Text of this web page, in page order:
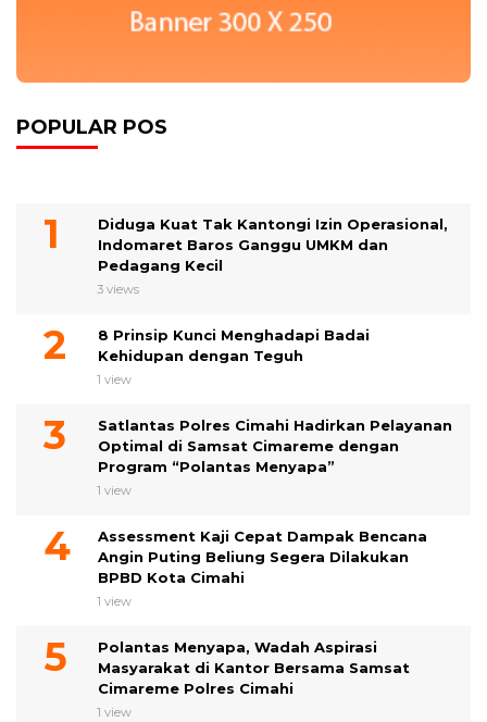
POPULAR POS
Diduga Kuat Tak Kantongi Izin Operasional,
Indomaret Baros Ganggu UMKM dan
Pedagang Kecil
3 views
8 Prinsip Kunci Menghadapi Badai
Kehidupan dengan Teguh
1 view
Satlantas Polres Cimahi Hadirkan Pelayanan
Optimal di Samsat Cimareme dengan
Program “Polantas Menyapa”
1 view
Assessment Kaji Cepat Dampak Bencana
Angin Puting Beliung Segera Dilakukan
BPBD Kota Cimahi
1 view
Polantas Menyapa, Wadah Aspirasi
Masyarakat di Kantor Bersama Samsat
Cimareme Polres Cimahi
1 view